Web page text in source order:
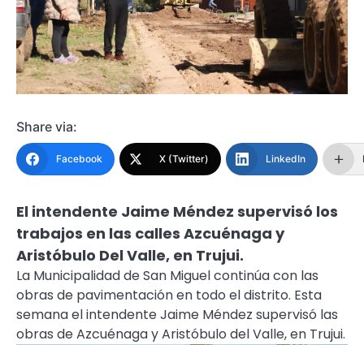
Share via:
Facebook X (Twitter) LinkedIn
El intendente Jaime Méndez supervisó los
trabajos en las calles Azcuénaga y
Aristóbulo Del Valle, en Trujui.
La Municipalidad de San Miguel continúa con las
obras de pavimentación en todo el distrito. Esta
semana el intendente Jaime Méndez supervisó las
obras de Azcuénaga y Aristóbulo del Valle, en Trujui.